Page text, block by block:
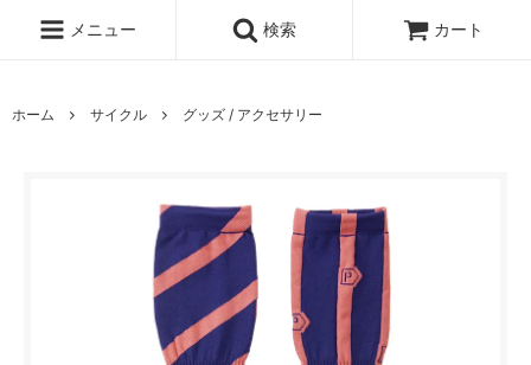
メニュー 検索 カート
ホーム サイクル グッズ / アクセサリー